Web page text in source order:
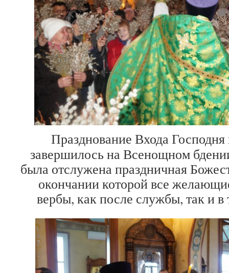
Празднование Входа
завершилось на Всенощном
была отслужена праздничная
окончании которой все
вербы, как после службы, так и в